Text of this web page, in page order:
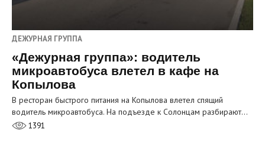
ДЕЖУРНАЯ ГРУППА
«Дежурная группа»: водитель
микроавтобуса влетел в кафе на
Копылова
В ресторан быстрого питания на Копылова влетел спящий
водитель микроавтобуса. На подъезде к Солонцам разбирают…
1391